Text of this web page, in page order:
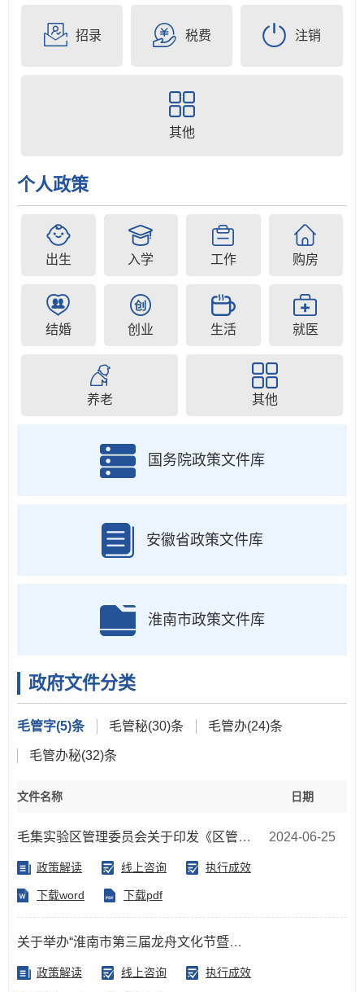
招录 税费 注销
其他
个人政策
出生 入学 工作 购房
结婚 创业 生活 就医
养老 其他
国务院政策文件库
安徽省政策文件库
淮南市政策文件库
政府文件分类
毛管字(5)条 毛管秘(30)条 毛管办(24)条
毛管办秘(32)条
文件名称 日期
毛集实验区管理委员会关于印发《区管委会贯彻落实“三重一大”事项集体决策制度工作规则（试行）》的通知 2024-06-25
政策解读 线上咨询 执行成效
下载word 下载pdf
关于举办“淮南市第三届龙舟文化节暨长三角城际龙舟邀请赛”的通知
政策解读 线上咨询 执行成效